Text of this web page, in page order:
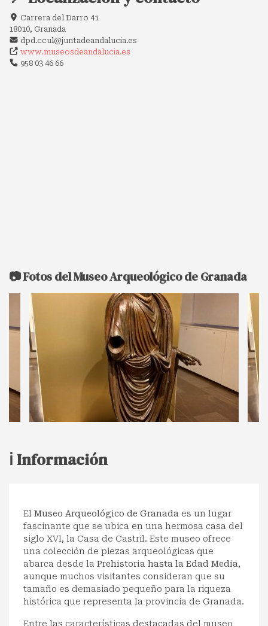
Carrera del Darro 41
18010, Granada
dpd.ccul@juntadeandalucia.es
www.museosdeandalucia.es
958 03 46 66
📷 Fotos del Museo Arqueológico de Granada
ℹ️ Información
El Museo Arqueológico de Granada es un lugar
fascinante que se ubica en una hermosa casa del
siglo XVI, la Casa de Castril. Este museo ofrece
una colección de piezas arqueológicas que
abarca desde la Prehistoria hasta la Edad Media,
aunque muchos visitantes consideran que su
tamaño es demasiado pequeño para la riqueza
histórica que representa la provincia de Granada.
Entre las características destacadas del museo